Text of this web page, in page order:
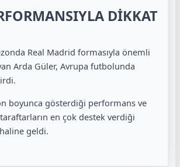
DİKKAT
Real Madrid formasıyla önemli
Arda Güler, Avrupa futbolunda
boyunca gösterdiği performans ve
taraftarların en çok destek verdiği
geldi.